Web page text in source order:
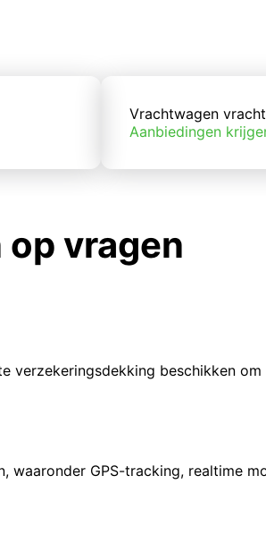
Vrachtwagen vracht
Aanbiedingen
vragen
beschikken
GPS-tracking, realtime